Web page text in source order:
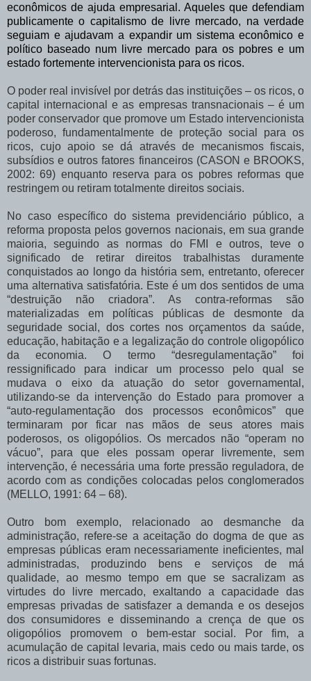
econômicos de ajuda empresarial. Aqueles que defendiam
publicamente o capitalismo de livre mercado, na verdade
seguiam e ajudavam a expandir um sistema econômico e
político baseado num livre mercado para os pobres e um
estado fortemente intervencionista para os ricos.
O poder real invisível por detrás das instituições – os ricos, o
capital internacional e as empresas transnacionais – é um
poder conservador que promove um Estado intervencionista
poderoso, fundamentalmente de proteção social para os
ricos, cujo apoio se dá através de mecanismos fiscais,
subsídios e outros fatores financeiros (CASON e BROOKS,
2002: 69) enquanto reserva para os pobres reformas que
restringem ou retiram totalmente direitos sociais.
No caso específico do sistema previdenciário público, a
reforma proposta pelos governos nacionais, em sua grande
maioria, seguindo as normas do FMI e outros, teve o
significado de retirar direitos trabalhistas duramente
conquistados ao longo da história sem, entretanto, oferecer
uma alternativa satisfatória. Este é um dos sentidos de uma
“destruição não criadora”. As contra-reformas são
materializadas em políticas públicas de desmonte da
seguridade social, dos cortes nos orçamentos da saúde,
educação, habitação e a legalização do controle oligopólico
da economia. O termo “desregulamentação” foi
ressignificado para indicar um processo pelo qual se
mudava o eixo da atuação do setor governamental,
utilizando-se da intervenção do Estado para promover a
“auto-regulamentação dos processos econômicos” que
terminaram por ficar nas mãos de seus atores mais
poderosos, os oligopólios. Os mercados não “operam no
vácuo”, para que eles possam operar livremente, sem
intervenção, é necessária uma forte pressão reguladora, de
acordo com as condições colocadas pelos conglomerados
(MELLO, 1991: 64 – 68).
Outro bom exemplo, relacionado ao desmanche da
administração, refere-se a aceitação do dogma de que as
empresas públicas eram necessariamente ineficientes, mal
administradas, produzindo bens e serviços de má
qualidade, ao mesmo tempo em que se sacralizam as
virtudes do livre mercado, exaltando a capacidade das
empresas privadas de satisfazer a demanda e os desejos
dos consumidores e disseminando a crença de que os
oligopólios promovem o bem-estar social. Por fim, a
acumulação de capital levaria, mais cedo ou mais tarde, os
ricos a distribuir suas fortunas.